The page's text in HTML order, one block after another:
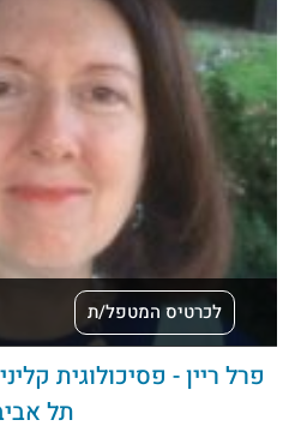
לכרטיס המטפל/ת
פרל ריין - פסיכולוגית
תל